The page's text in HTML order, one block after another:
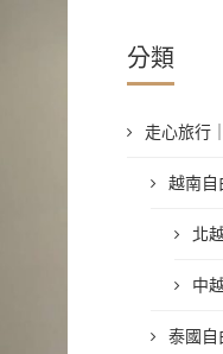
分類
走心旅行
越南自
北
中
泰國自